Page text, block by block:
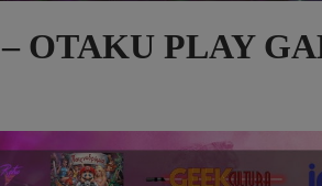
– OTAKU PLAY